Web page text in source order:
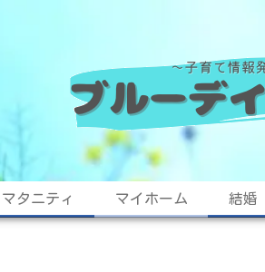
マタニティ マイホーム 結婚